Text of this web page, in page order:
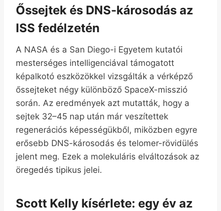
Őssejtek és DNS-károsodás az
ISS fedélzetén
A NASA és a San Diego-i Egyetem kutatói
mesterséges intelligenciával támogatott
képalkotó eszközökkel vizsgálták a vérképző
őssejteket négy különböző SpaceX-misszió
során. Az eredmények azt mutatták, hogy a
sejtek 32–45 nap után már veszítettek
regenerációs képességükből, miközben egyre
erősebb DNS-károsodás és telomer-rövidülés
jelent meg. Ezek a molekuláris elváltozások az
öregedés tipikus jelei.
Scott Kelly kísérlete: egy év az